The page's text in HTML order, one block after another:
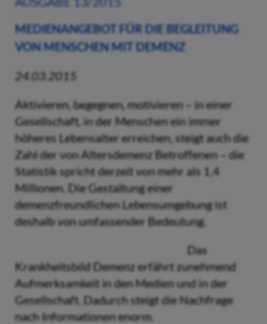
MEDIENANGEBOT FÜR DIE BEGLEITUNG
VON MENSCHEN MIT DEMENZ
24.03.2015
Aktivieren, begegnen, motivieren – in einer
Gesellschaft, in der Menschen ein immer
höheres Lebensalter erreichen, steigt auch die
Zahl der von Altersdemenz Betroffenen – die
Statistik spricht derzeit von mehr als 1,4
Millionen. Die Gestaltung einer
demenzfreundlichen Lebensumgebung ist
deshalb von umfassender Bedeutung.
Das
Krankheitsbild Demenz erfährt zunehmend
Aufmerksamkeit in den Medien und in der
Gesellschaft. Dadurch steigt die Nachfrage
nach Informationen enorm.